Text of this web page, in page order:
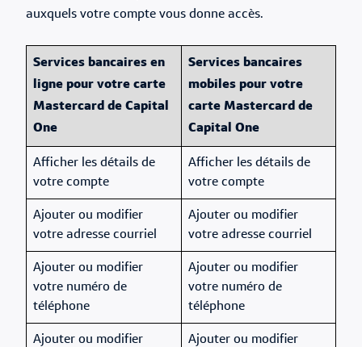
auxquels votre compte vous donne accès.
Services bancaires en
ligne pour votre carte
Mastercard de Capital
One
Services bancaires
mobiles pour votre
carte Mastercard de
Capital One
Afficher les détails de
votre compte
Afficher les détails de
votre compte
Ajouter ou modifier
votre adresse courriel
Ajouter ou modifier
votre adresse courriel
Ajouter ou modifier
votre numéro de
téléphone
Ajouter ou modifier
votre numéro de
téléphone
Ajouter ou modifier
Ajouter ou modifier